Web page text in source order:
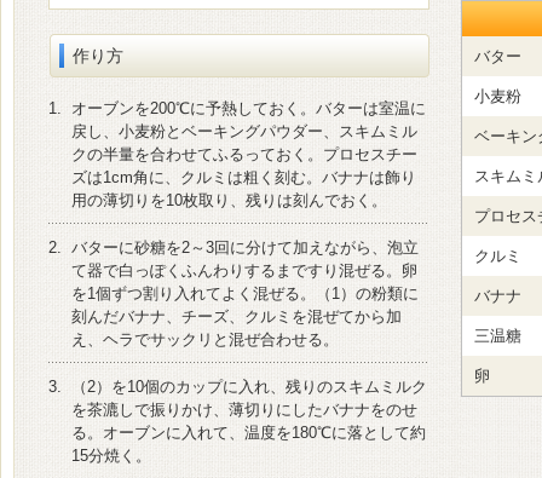
作り方
1.
オーブンを200℃に予熱しておく。バターは室温に
戻し、小麦粉とベーキングパウダー、スキムミル
クの半量を合わせてふるっておく。プロセスチー
ズは1cm角に、クルミは粗く刻む。バナナは飾り
用の薄切りを10枚取り、残りは刻んでおく。
2. バターに砂糖を2～3回に分けて加えながら、泡立
て器で白っぽくふんわりするまですり混ぜる。卵
を1個ずつ割り入れてよく混ぜる。（1）の粉類に
刻んだバナナ、チーズ、クルミを混ぜてから加
え、ヘラでサックリと混ぜ合わせる。
3.
（2）を10個のカップに入れ、残りのスキムミルク
を茶漉しで振りかけ、薄切りにしたバナナをのせ
る。オーブンに入れて、温度を180℃に落として約
15分焼く。
バター
小麦粉
ベーキン
スキムミ
プロセス
クルミ
バナナ
三温糖
卵